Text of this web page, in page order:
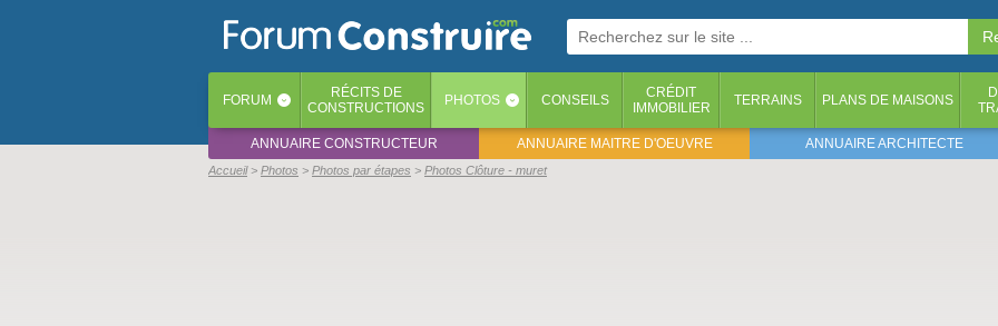
FORUM ‹ RÉCITS DE
CONSTRUCTIONS
PHOTOS ‹ CONSEILS
CRÉDIT
IMMOBILIER
TERRAINS PLANS DE MAISONS
ANNUAIRE CONSTRUCTEUR ANNUAIRE MAITRE D'OEUVRE ANNUAIRE ARCHITECTE
Accueil Photos Photos par étapes Photos Clôture - muret